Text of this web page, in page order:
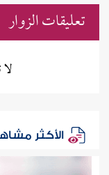
تعليقات الزوار
الأكثر